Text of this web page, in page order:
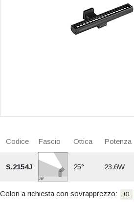
Codice Fascio Ottica Potenza
S.2154J 25° 23.6W
Colori a richiesta con sovrapprezzo: .01